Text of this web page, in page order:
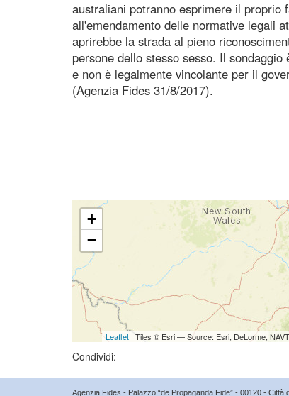
australiani potranno esprimere il proprio
all'emendamento delle normative legali
aprirebbe la strada al pieno
persone dello stesso sesso. Il
e non è legalmente vincolante per il
(Agenzia Fides 31/8/2017).
+
−
Leaflet| Tiles © Esri — Source: Esri, DeLorme,
Condividi:
Agenzia Fides - Palazzo “de Propaganda Fide” - 00120 -